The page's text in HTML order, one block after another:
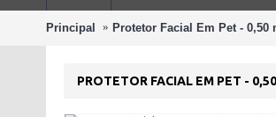
Principal Protetor Facial Em Pet - 0,50
PROTETOR FACIAL EM PET -